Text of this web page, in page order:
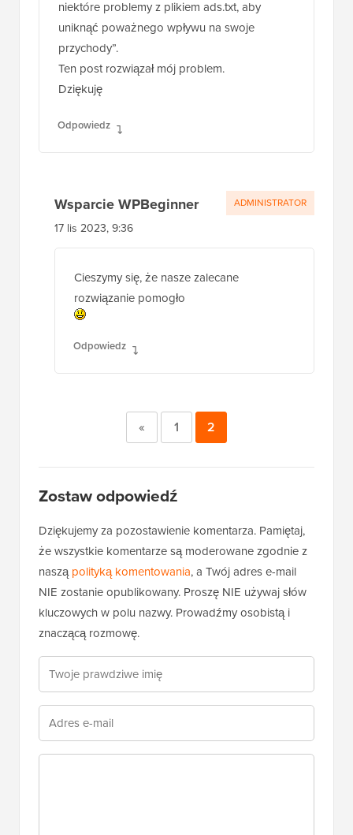
niektóre problemy z plikiem ads.txt, aby
uniknąć poważnego wpływu na swoje
przychody”.
Ten post rozwiązał mój problem.
Dziękuję
Odpowiedz
Wsparcie WPBeginner
17 lis 2023, 9:36
Cieszymy się, że nasze zalecane
rozwiązanie pomogło
Odpowiedz
ADMINISTRATOR
« 1 2
Zostaw odpowiedź
Dziękujemy za pozostawienie komentarza. Pamiętaj,
że wszystkie komentarze są moderowane zgodnie z
nasząpolityką komentowania, a Twój adres e-mail
NIE zostanie opublikowany. Proszę NIE używaj słów
kluczowych w polu nazwy. Prowadźmy osobistą i
znaczącą rozmowę.